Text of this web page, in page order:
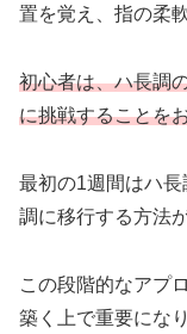
置を覚え、指の柔
初心者は、ハ長調
に挑戦することを
最初の1週間はハ
調に移行する方法
この段階的なアプ
築く上で重要にな